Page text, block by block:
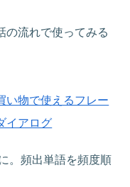
の流れで使ってみる
い物で使えるフレー
イアログ
。頻出単語を頻度順